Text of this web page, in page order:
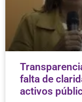
falta de
activos